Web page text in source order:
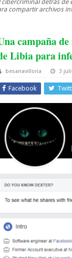
cibercriminal detrás de
compartir archivos
campaña
Libia para
besanavilloria 3
Facebook